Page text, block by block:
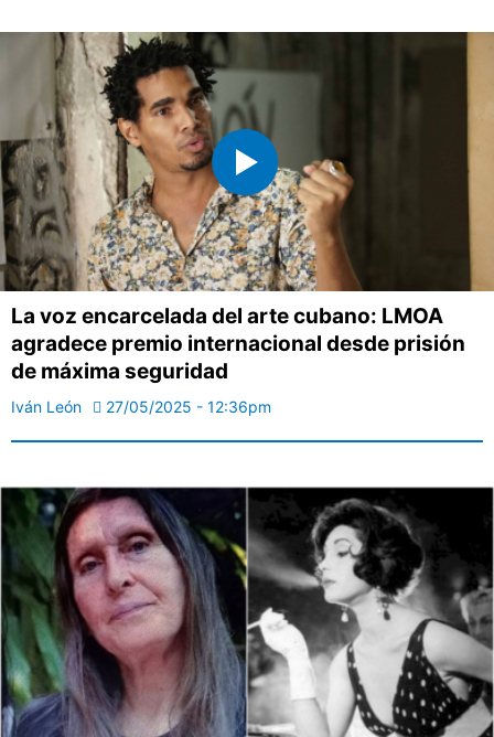
La voz encarcelada del arte cubano: LMOA
agradece premio internacional desde prisión
de máxima seguridad
Iván León 27/05/2025 - 12:36pm